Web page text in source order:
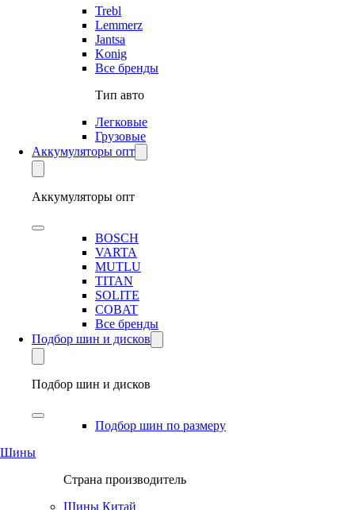
Trebl
Lemmerz
Jantsa
Konig
Все бренды
Тип авто
Легковые
Грузовые
Аккумуляторы опт
Аккумуляторы опт
BOSCH
VARTA
MUTLU
TITAN
SOLITE
COBAT
Все бренды
Подбор шин и дисков
Подбор шин и дисков
Подбор шин по размеру
Шины
Страна производитель
Шины Китай